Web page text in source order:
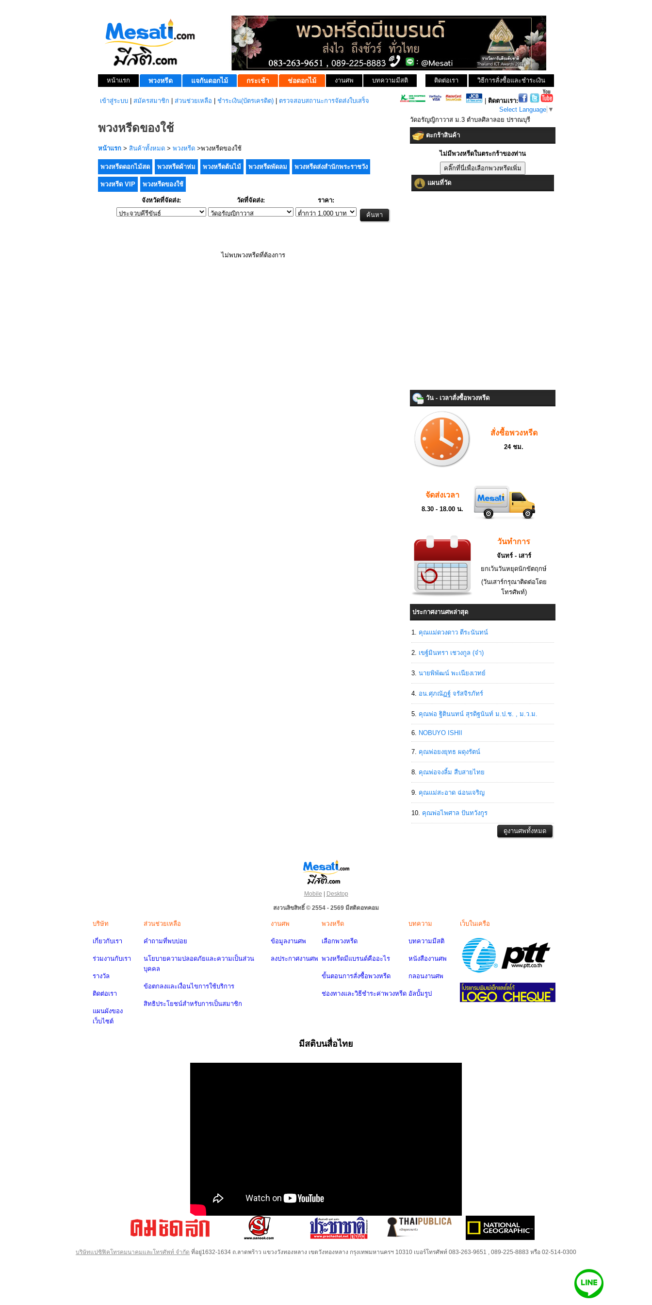
หน้าแรก พวงหรีด แจกันดอกไม้ กระเช้า ช่อดอกไม้ งานศพ บทความมีสติ วิธีการสั่งซื้อและชำระเงิน
ติดต่อเรา
เข้าสู่ระบบ สมัครสมาชิก ส่วนช่วยเหลือ ชำระเงิน(บัตรเครดิต) ตรวจสอบสถานะการจัดส่งใบเสร็จ
ติดตามเรา:
Select Language ▼
พวงหรีดของใช้
หน้าแรก > สินค้าทั้งหมด > พวงหรีด >พวงหรีดของใช้
พวงหรีดดอกไม้สด พวงหรีดผ้าห่ม พวงหรีดต้นไม้ พวงหรีดพัดลม พวงหรีดส่งสำนักพระราชวัง
พวงหรีด VIP พวงหรีดของใช้
จังหวัดที่จัดส่ง: วัดที่จัดส่ง: ราคา:
ไม่พบพวงหรีดที่ต้องการ
วัดอรัญญิกาวาส ม.3 ตำบลศิลาลอย ปราณบุรี
ตะกร้าสินค้า
ไม่มีพวงหรีดในตระกร้าของท่าน
แผนที่วัด
วัน - เวลาสั่งซื้อพวงหรีด
สั่งซื้อพวงหรีด
24 ชม.
จัดส่งเวลา
8.30 - 18.00 น.
วันทำการ
จันทร์ - เสาร์
ยกเว้นวันหยุดนักขัตฤกษ์
(วันเสาร์กรุณาติดต่อโดย
โทรศัพท์)
ประกาศงานศพล่าสุด
คุณแม่ดวงดาว ตีระนันทน์
เขฐ์มินทรา เชวงกูล (จ๋า)
นายพิพัฒน์ พะเนียงเวทย์
อน.ศุภณัฏฐ์ จรัสจิรภัทร์
คุณพ่อ ฐิตินนทน์ สุรดิฐนันท์ ม.ป.ช. , ม.ว.ม.
NOBUYO ISHII
คุณพ่อยงยุทธ ผดุงรัตน์
คุณพ่อจงลิ้ม สืบสายไทย
คุณแม่สะอาด ฉ่อนเจริญ
คุณพ่อไพศาล ปันทวังกูร
Mobile | Desktop
สงวนลิขสิทธิ์ © 2554 - 2569 มีสติดอทคอม
บริษัท
เกี่ยวกับเรา
ร่วมงานกับเรา
รางวัล
ติดต่อเรา
แผนผังของ
เว็บไซต์
ส่วนช่วยเหลือ
คำถามที่พบบ่อย
นโยบายความปลอดภัยและความเป็นส่วน
บุคคล
ข้อตกลงและเงื่อนไขการใช้บริการ
สิทธิประโยชน์สำหรับการเป็นสมาชิก
งานศพ
ข้อมูลงานศพ
ลงประกาศงานศพ
พวงหรีด
เลือกพวงหรีด
พวงหรีดมีแบรนด์คืออะไร
ขั้นตอนการสั่งซื้อพวงหรีด
ช่องทางและวิธีชำระค่าพวงหรีด
บทความ
บทความมีสติ
หนังสืองานศพ
กลอนงานศพ
อัลบั้มรูป
เว็บในเครือ
มีสติบนสื่อไทย
บริษัทแปซิฟิคโทรคมนาคมและโทรศัพท์ จำกัด ที่อยู่1632-1634 ถ.ลาดพร้าว แขวงวังทองหลาง เขตวังทองหลาง กรุงเทพมหานครฯ 10310 เบอร์โทรศัพท์ 083-263-9651 , 089-225-8883 หรือ 02-514-0300